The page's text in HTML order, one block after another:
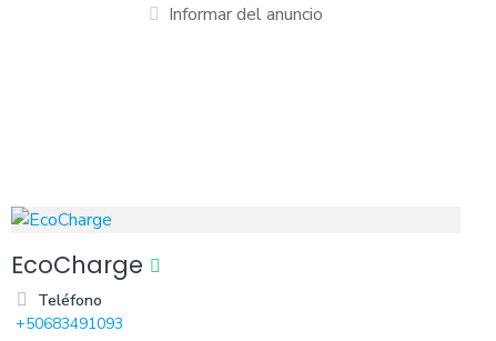
Informar del anuncio
EcoCharge
Teléfono
+50683491093